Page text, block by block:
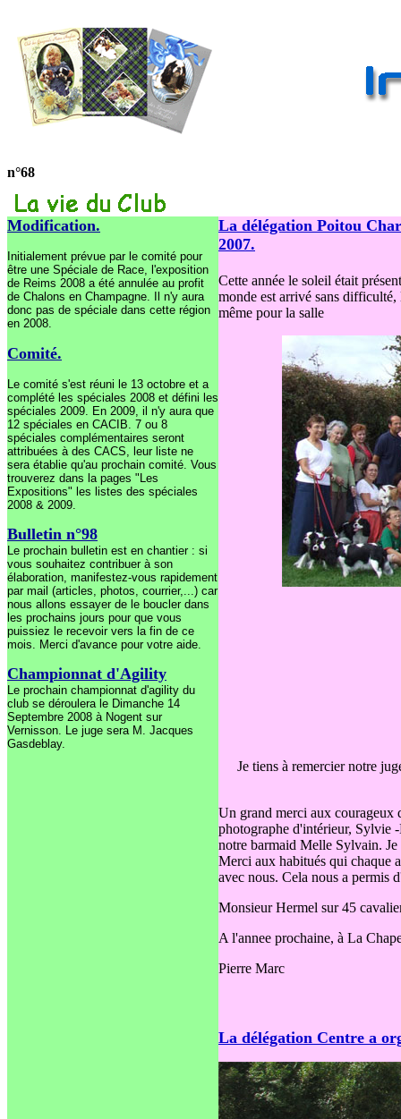
n°68
Modification.
Initialement prévue par le comité pour
être une Spéciale de Race, l'exposition
de Reims 2008 a été annulée au profit
de Chalons en Champagne. Il n'y aura
donc pas de spéciale dans cette région
en 2008.
Comité.
Le comité s'est réuni le 13 octobre et a
complété les spéciales 2008 et défini les
spéciales 2009. En 2009, il n'y aura que
12 spéciales en CACIB. 7 ou 8
spéciales complémentaires seront
attribuées à des CACS, leur liste ne
sera établie qu'au prochain comité. Vous
trouverez dans la pages "Les
Expositions" les listes des spéciales
2008 & 2009.
Bulletin n°98
Le prochain bulletin est en chantier : si
vous souhaitez contribuer à son
élaboration, manifestez-vous rapidement
par mail (articles, photos, courrier,...) car
nous allons essayer de le boucler dans
les prochains jours pour que vous
puissiez le recevoir vers la fin de ce
mois. Merci d'avance pour votre aide.
Championnat d'Agility
Le prochain championnat d'agility du
club se déroulera le Dimanche 14
Septembre 2008 à Nogent sur
Vernisson. Le juge sera M. Jacques
Gasdeblay.
La délégation Poitou
2007.
Cette année le soleil était
monde est arrivé sans
même pour la salle
Je tiens à remercier notre
Un grand merci aux courageux
photographe d'intérieur, Sylvie
notre barmaid Melle Sylvain. Je
Merci aux habitués qui chaque
avec nous. Cela nous a permis
Monsieur Hermel sur 45
A l'annee prochaine, à La
Pierre Marc
La délégation Centre a